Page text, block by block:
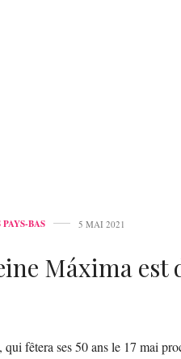
BAS 5 MAI 2021
Máxima
fêtera ses 50 ans le 17 mai